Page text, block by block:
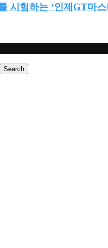
시험하는 ‘인제GT마
Search